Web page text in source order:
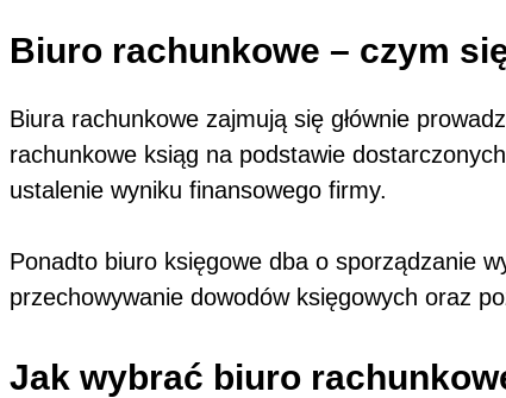
Biuro rachunkowe – czym
Biura rachunkowe zajmują się głównie
rachunkowe ksiąg na podstawie
ustalenie wyniku finansowego firmy.
Ponadto biuro księgowe dba o sporządzanie
przechowywanie dowodów księgowych oraz
Jak wybrać biuro